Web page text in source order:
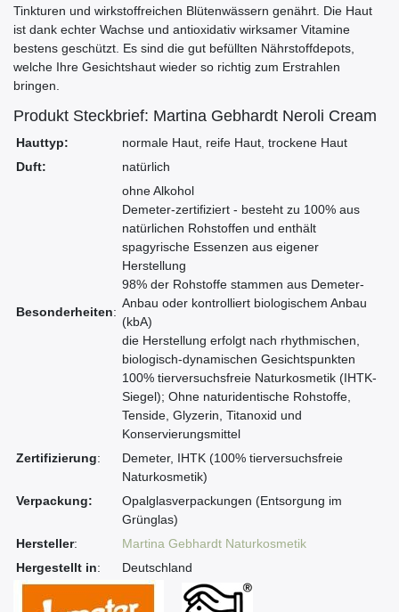
Tinkturen und wirkstoffreichen Blütenwässern genährt. Die Haut
ist dank echter Wachse und antioxidativ wirksamer Vitamine
bestens geschützt. Es sind die gut befüllten Nährstoffdepots,
welche Ihre Gesichtshaut wieder so richtig zum Erstrahlen
bringen.
Produkt Steckbrief: Martina Gebhardt Neroli Cream
Hauttyp:
normale Haut, reife Haut, trockene Haut
Duft:
natürlich
Besonderheiten:
ohne Alkohol
Demeter-zertifiziert - besteht zu 100% aus
natürlichen Rohstoffen und enthält
spagyrische Essenzen aus eigener
Herstellung
98% der Rohstoffe stammen aus Demeter-
Anbau oder kontrolliert biologischem Anbau
(kbA)
die Herstellung erfolgt nach rhythmischen,
biologisch-dynamischen Gesichtspunkten
100% tierversuchsfreie Naturkosmetik (IHTK-
Siegel); Ohne naturidentische Rohstoffe,
Tenside, Glyzerin, Titanoxid und
Konservierungsmittel
Zertifizierung:
Demeter, IHTK (100% tierversuchsfreie
Naturkosmetik)
Verpackung:
Opalglasverpackungen (Entsorgung im
Grünglas)
Hersteller:
Martina Gebhardt Naturkosmetik
Hergestellt in: Deutschland